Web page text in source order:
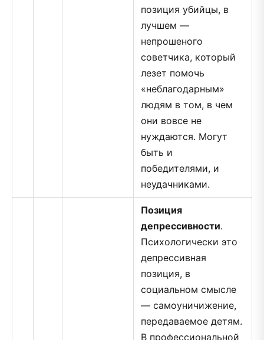
позиция убийцы, в
лучшем —
непрошеного
советчика, который
лезет помочь
«неблагодарным»
людям в том, в чем
они вовсе не
нуждаются. Могут
быть и
победителями, и
неудачниками.
Позиция
депрессивности.
Психологически это
депрессивная
позиция, в
социальном смысле
— самоуничижение,
передаваемое детям.
В профессиональной